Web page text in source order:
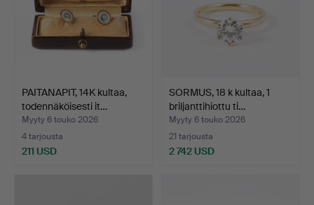
PAITANAPIT, 14K kultaa,
todennäköisesti it…
Myyty 6 touko 2026
4 tarjousta
211 USD
SORMUS, 18 k kultaa, 1
briljanttihiottu ti…
Myyty 6 touko 2026
21 tarjousta
2 742 USD